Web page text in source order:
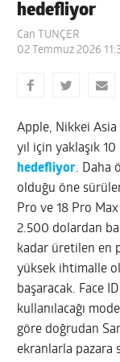
hedefliyor
Can TUNÇER
02 Temmuz 2026
Apple, Nikkei
yıl için yaklaşık
hedefliyor. Daha
olduğu öne
Pro ve 18 Pro
2.500 dolardan
kadar üretilen en
yüksek ihtimalle
başaracak. Face
kullanılacağı
göre doğrudan
ekranlarla pazara